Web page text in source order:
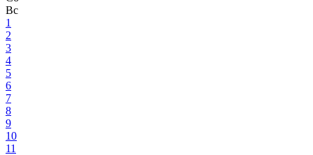
Вс
1
2
3
4
5
6
7
8
9
10
11